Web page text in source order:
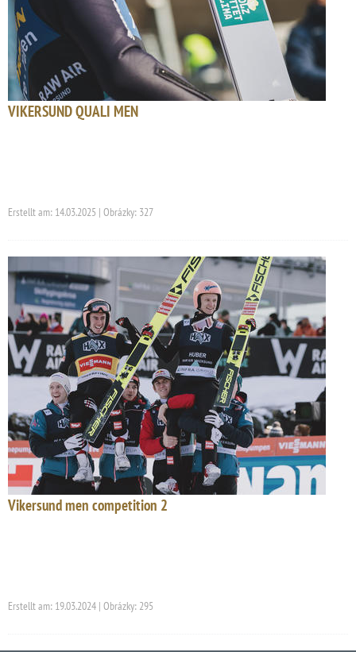
VIKERSUND QUALI MEN
Erstellt am: 14.03.2025 | Obrázky: 327
Vikersund men competition 2
Erstellt am: 19.03.2024 | Obrázky: 295